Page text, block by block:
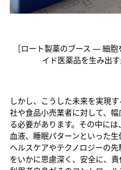
［ロート製薬のブース ― 細
イド医薬品を生み出
しかし、こうした未来を実現
社や食品小売業者に対して、
る必要があります。その中に
血液、睡眠パターンといった生
ヘルスケアやテクノロジーの
をいかに思慮深く、安全に、